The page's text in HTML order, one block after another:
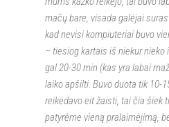
mačų bare, visada galėjai
kad nevisi kompiuteriai buvo
– tiesiog kartais iš niekur
gal 20-30 min (kas yra labai
laiko apšilti. Buvo duota tik 10-
reikėdavo eit žaisti, tai čia šiek
patyrėme vieną pralaimėjimą,